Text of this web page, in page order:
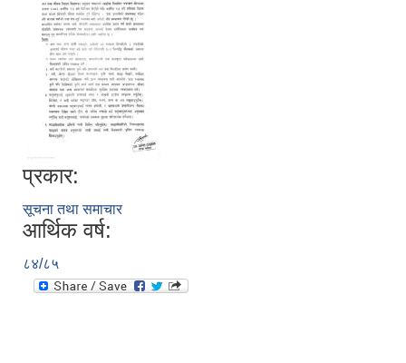
प्रकार:
सूचना तथा समाचार
आर्थिक वर्ष:
८४/८५